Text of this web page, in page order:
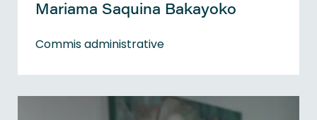
Mariama Saquina Bakayoko
Commis administrative